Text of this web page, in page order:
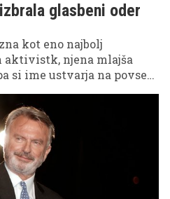
glasbeni oder
kot eno najbolj
njena mlajša
si ime ustvarja na povsem
protestnih govorov je
izraz.